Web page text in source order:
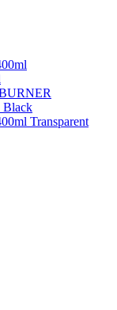
Transparent